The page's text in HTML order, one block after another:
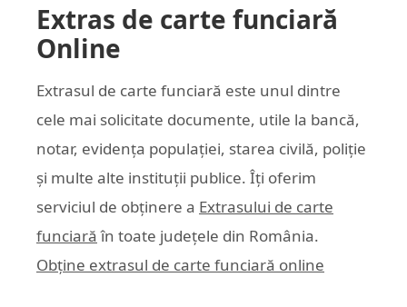
Extras de carte funciară
Online
Extrasul de carte funciară este unul dintre
cele mai solicitate documente, utile la bancă,
notar, evidența populației, starea civilă, poliție
și multe alte instituții publice. Îți oferim
serviciul de obținere a Extrasului de carte
funciară în toate județele din România.
Obține extrasul de carte funciară online